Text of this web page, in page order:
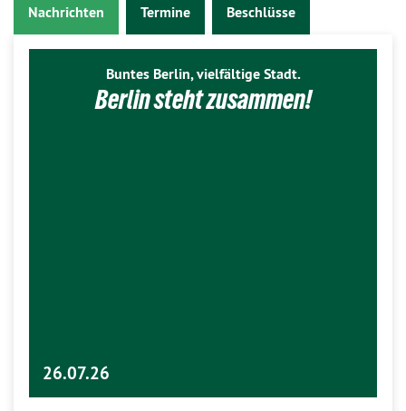
Nachrichten Termine Beschlüsse
Buntes Berlin, vielfältige Stadt.
Berlin steht zusammen!
26.07.26